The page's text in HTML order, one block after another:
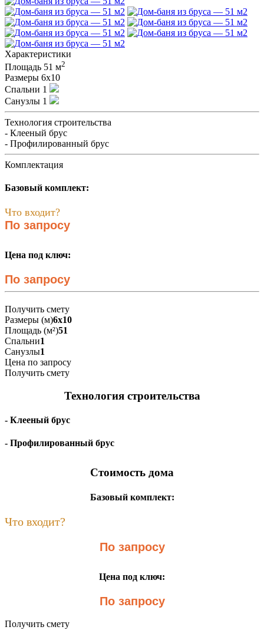
Характеристики
Площадь 51 м2
Размеры 6х10
Спальни 1
Санузлы 1
Технология строительства
- Клееный брус
- Профилированный брус
Комплектация
Базовый комплект:
Что входит?
По запросу
Цена под ключ:
По запросу
Получить смету
Размеры (м)6х10
Площадь (м²)51
Спальни1
Санузлы1
Цена по запросу
Получить смету
Технология строительства
- Клееный брус
- Профилированный брус
Стоимость дома
Базовый комплект:
Что входит?
По запросу
Цена под ключ:
По запросу
Получить смету